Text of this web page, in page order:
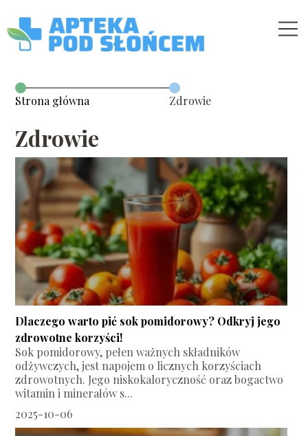
Strona główna Zdrowie
Zdrowie
Dlaczego warto pić sok pomidorowy? Odkryj jego
zdrowotne korzyści!
Sok pomidorowy, pełen ważnych składników
odżywczych, jest napojem o licznych korzyściach
zdrowotnych. Jego niskokaloryczność oraz bogactwo
witamin i minerałów s...
2025-10-06